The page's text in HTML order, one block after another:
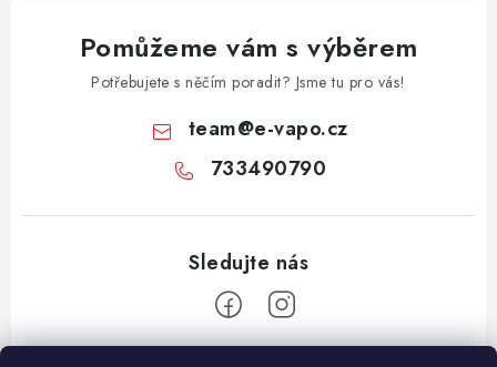
Pomůžeme vám s výběrem
Potřebujete s něčím poradit? Jsme tu pro vás!
team@e-vapo.cz
733490790